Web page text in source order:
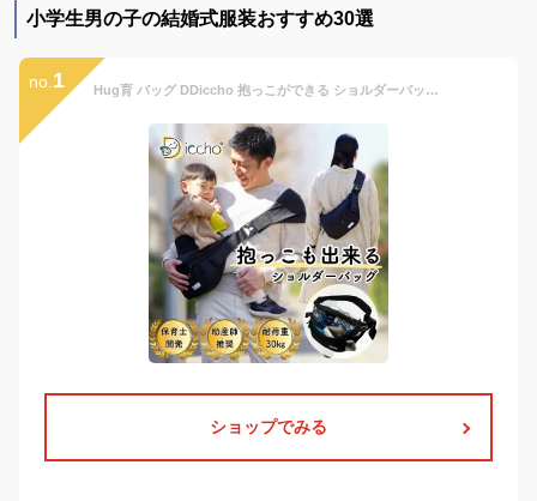
小学生男の子の結婚式服装おすすめ30選
no. 1 Hug育 バッグ DDiccho 抱っこができる ショルダーバッグ 抱っこ紐 20kg 30kg 大容量 収納 抱っこひも おしゃれ 可愛い 抱っこ スリング 子供 抱っこバック 軽量 女性 男性 肩掛け 抱っこバッグ パパ ママ だっこ サポート カバン
ショップでみる